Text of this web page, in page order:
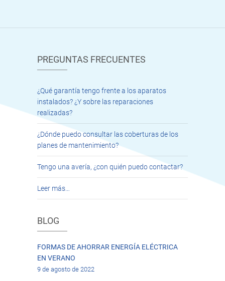
PREGUNTAS FRECUENTES
¿Qué garantía tengo frente a los aparatos
instalados? ¿Y sobre las reparaciones
realizadas?
¿Dónde puedo consultar las coberturas de los
planes de mantenimiento?
Tengo una avería, ¿con quién puedo contactar?
Leer más…
BLOG
FORMAS DE AHORRAR ENERGÍA ELÉCTRICA
EN VERANO
9 de agosto de 2022